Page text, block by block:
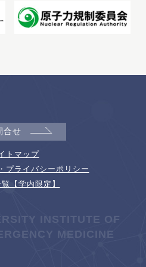
合せ
トマップ
プライバシーポリシー
【学内限定】
INSTITUTE OF
MEDICINE